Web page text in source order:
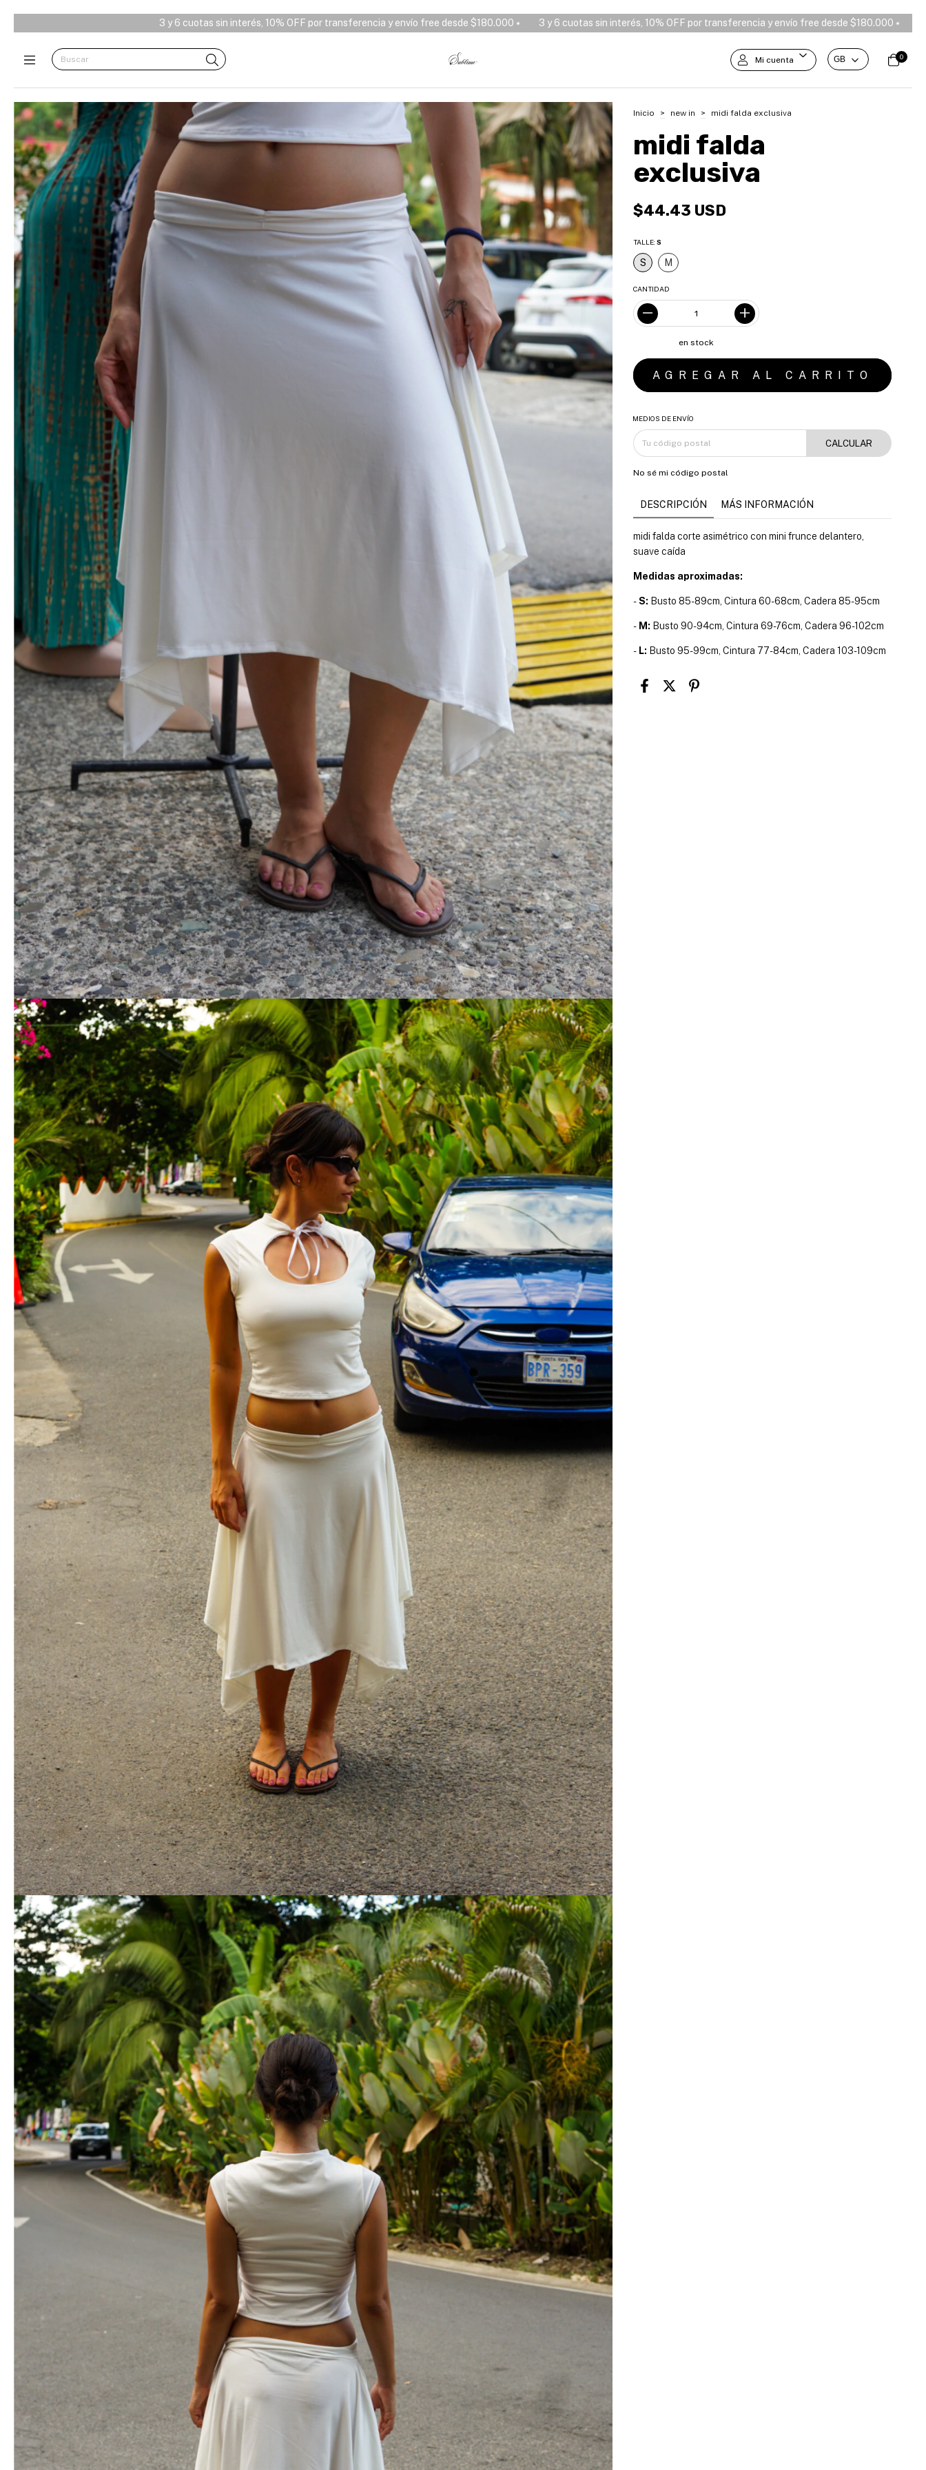
sin interés, 10% OFF por transferencia y envío free desde $180.000 ⭑ 3 y 6 cuotas sin interés, 10% OFF por transferencia y envío free desde $180.000 ⭑ 3 y 6 cuotas sin interés, 10% OFF por
Mi cuenta 0
Inicio > new in > midi falda exclusiva
midi falda
exclusiva
$44.43 USD
TALLE:S
S M
CANTIDAD
en stock
MEDIOS DE ENVÍO
CALCULAR
No sé mi código postal
DESCRIPCIÓN MÁS INFORMACIÓN
midi falda corte asimétrico con mini frunce delantero,
suave caída
Medidas aproximadas:
-S: Busto 85-89cm, Cintura 60-68cm, Cadera 85-95cm
- M: Busto 90-94cm, Cintura 69-76cm, Cadera 96-102cm
- L: Busto 95-99cm, Cintura 77-84cm, Cadera 103-109cm